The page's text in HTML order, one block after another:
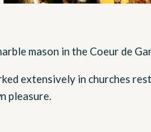
mason in the Coeur de
extensively in churches
pleasure.